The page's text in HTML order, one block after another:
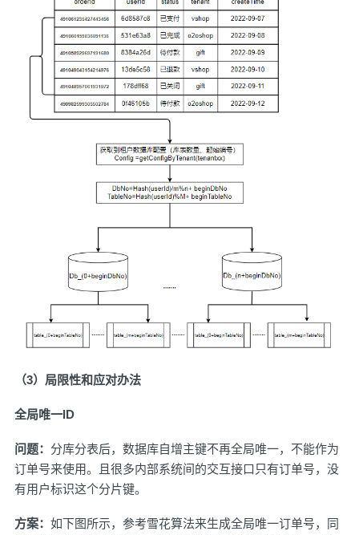
（3）局限性和应对办法
全局唯一ID
问题： 分库分表后，数据库自增主键不再全局唯一，不能作为
订单号来使用。且很多内部系统间的交互接口只有订单号，没
有用户标识这个分片键。
方案： 如下图所示，参考雪花算法来生成全局唯一订单号，同